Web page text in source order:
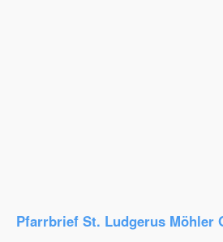
Pfarrbrief St. Ludgerus Möhler